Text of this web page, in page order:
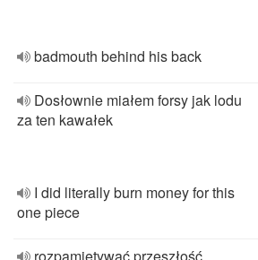
badmouth behind his back
Dosłownie miałem forsy jak lodu
za ten kawałek
I did literally burn money for this
one piece